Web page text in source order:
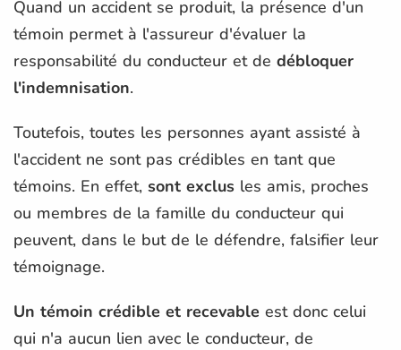
Quand un accident se produit, la présence d'un
témoin permet à l'assureur d'évaluer la
responsabilité du conducteur et de débloquer
l'indemnisation.
Toutefois, toutes les personnes ayant assisté à
l'accident ne sont pas crédibles en tant que
témoins. En effet, sont exclus les amis, proches
ou membres de la famille du conducteur qui
peuvent, dans le but de le défendre, falsifier leur
témoignage.
Un témoin crédible et recevable est donc celui
qui n'a aucun lien avec le conducteur, de